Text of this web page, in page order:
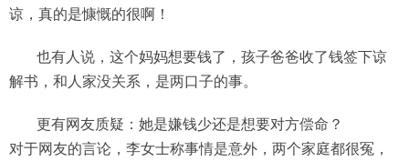
谅，真的是慷慨的很啊！
也有人说，这个妈妈想要钱了，孩子爸爸收了钱签下谅
解书，和人家没关系，是两口子的事。
更有网友质疑：她是嫌钱少还是想要对方偿命？
对于网友的言论，李女士称事情是意外，两个家庭都很冤，